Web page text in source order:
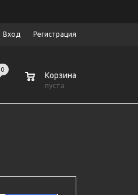
Вход Регистрация
0
Корзина
пуста